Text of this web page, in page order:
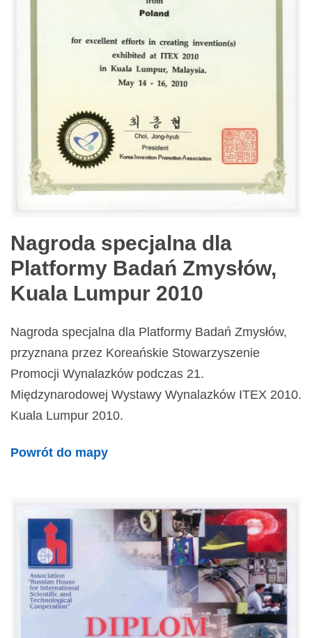
Nagroda specjalna dla
Platformy Badań Zmysłów,
Kuala Lumpur 2010
Nagroda specjalna dla Platformy Badań Zmysłów,
przyznana przez Koreańskie Stowarzyszenie
Promocji Wynalazków podczas 21.
Międzynarodowej Wystawy Wynalazków ITEX 2010.
Kuala Lumpur 2010.
Powrót do mapy